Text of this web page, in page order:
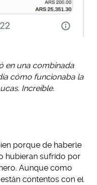
en una combinada
cómo funcionaba la
Increíble.
porque de haberle
hubieran sufrido por
Aunque como
contentos con el